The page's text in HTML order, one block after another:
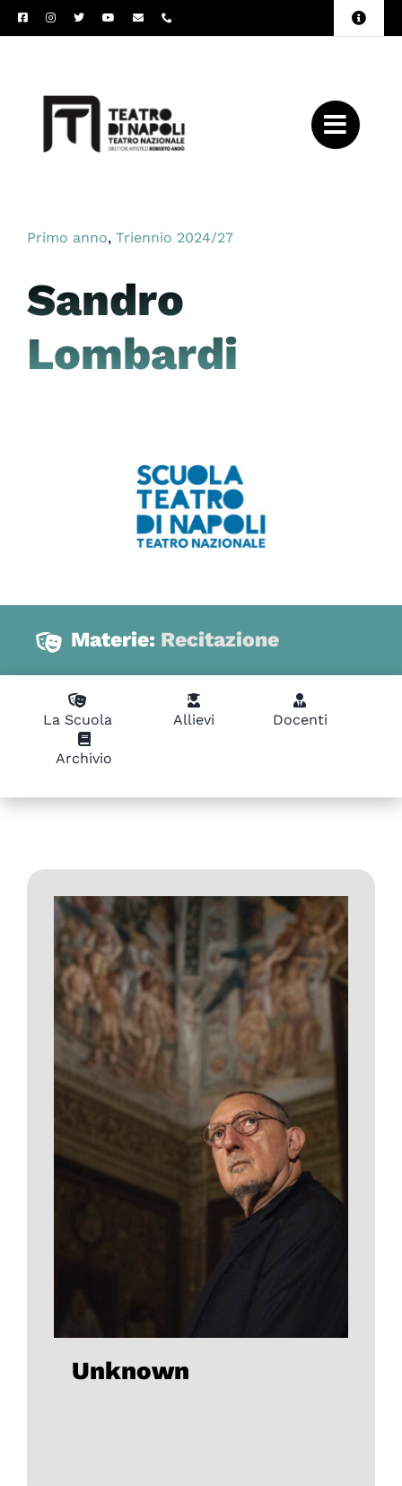
Salta
al
Toggle
Primo anno, Triennio 2024/27
Sandro
Lombardi
Materie: Recitazione
La Scuola Allievi Docenti
Archivio
Unknown